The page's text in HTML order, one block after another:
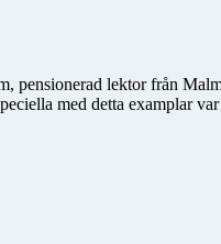
lektor från
med detta examplar